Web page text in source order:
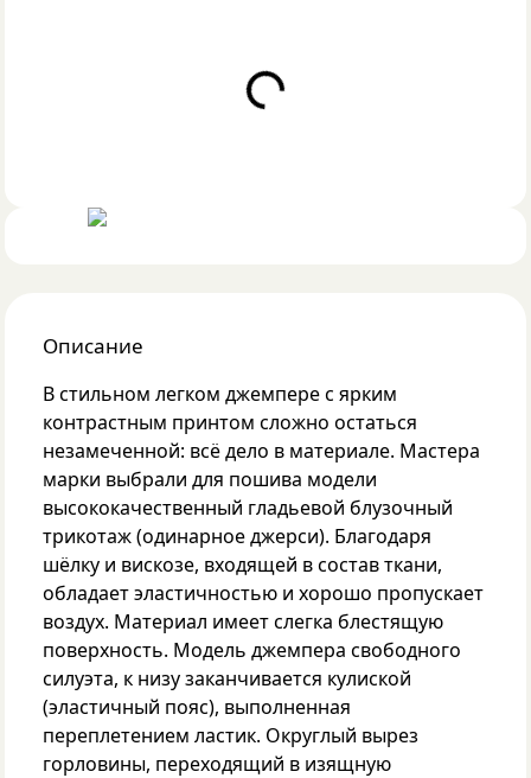
Loading...
Описание
В стильном легком джемпере с ярким
контрастным принтом сложно остаться
незамеченной: всё дело в материале. Мастера
марки выбрали для пошива модели
высококачественный гладьевой блузочный
трикотаж (одинарное джерси). Благодаря
шёлку и вискозе, входящей в состав ткани,
обладает эластичностью и хорошо пропускает
воздух. Материал имеет слегка блестящую
поверхность. Модель джемпера свободного
силуэта, к низу заканчивается кулиской
(эластичный пояс), выполненная
переплетением ластик. Округлый вырез
горловины, переходящий в изящную